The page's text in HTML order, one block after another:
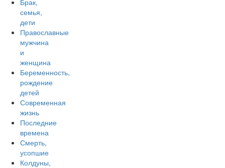
Брак,
семья,
дети
Православные
мужчина
и
женщина
Беременность,
рождение
детей
Современная
жизнь
Последние
времена
Смерть,
усопшие
Колдуны,